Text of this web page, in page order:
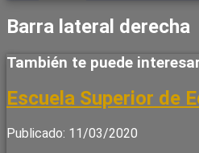
Barra lateral derecha
También te puede
Escuela Superior de
Publicado: 11/03/2020